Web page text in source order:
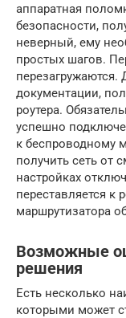
аппаратная
безопасности,
неверный, ему
простых шагов.
перезагружаются.
документации,
роутера.
успешно
к беспроводному
получить сеть от
настройках
переставляется к
маршрутизатора
Возможные
решения
Есть несколько
которыми может